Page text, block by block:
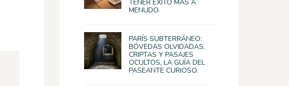
TENER ÉXITO MÁS A
MENUDO.
PARÍS SUBTERRÁNEO:
BÓVEDAS OLVIDADAS,
CRIPTAS Y PASAJES
OCULTOS, LA GUÍA DEL
PASEANTE CURIOSO.